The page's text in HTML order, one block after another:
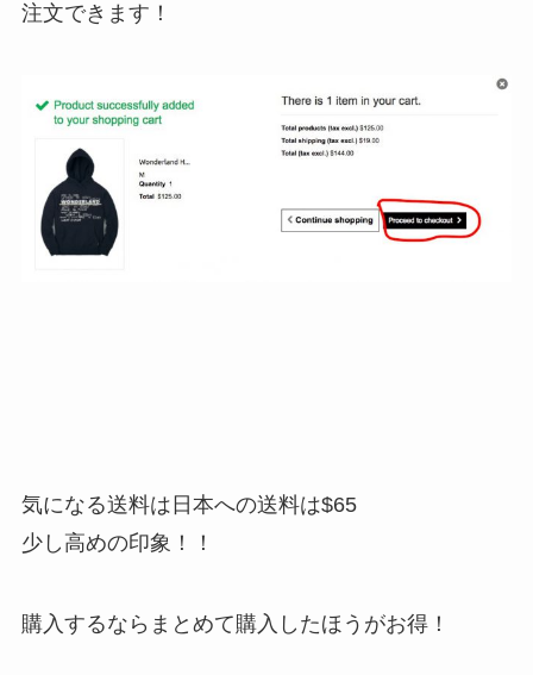
注文できます！
気になる送料は日本への送料は$65
少し高めの印象！！
購入するならまとめて購入したほうがお得！